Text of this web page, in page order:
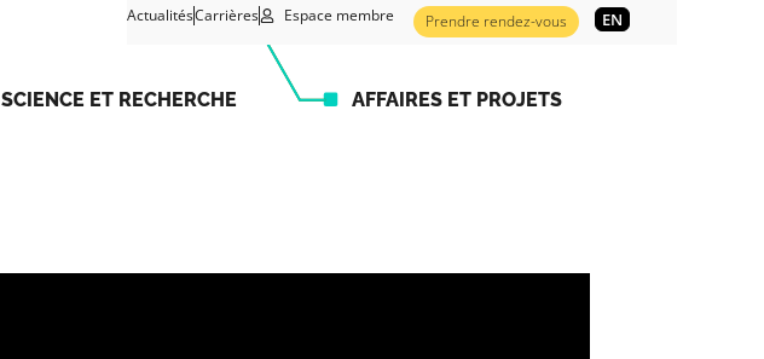
ActualitésCarrières Espace membre Prendre rendez-vous EN
SCIENCE ET RECHERCHE AFFAIRES ET PROJETS